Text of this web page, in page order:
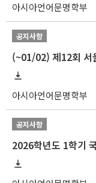
아시아언어문명학부
공지사항
(~01/02) 제12회 서
아시아언어문명학부
공지사항
2026학년도 1학기